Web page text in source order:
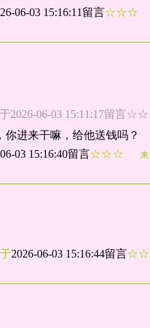
06-03 15:16:11留言☆☆☆
2026-06-03 15:11:17留言
进来干嘛，给他送钱吗？
03 15:16:40留言☆☆☆
于2026-06-03 15:16:44留言